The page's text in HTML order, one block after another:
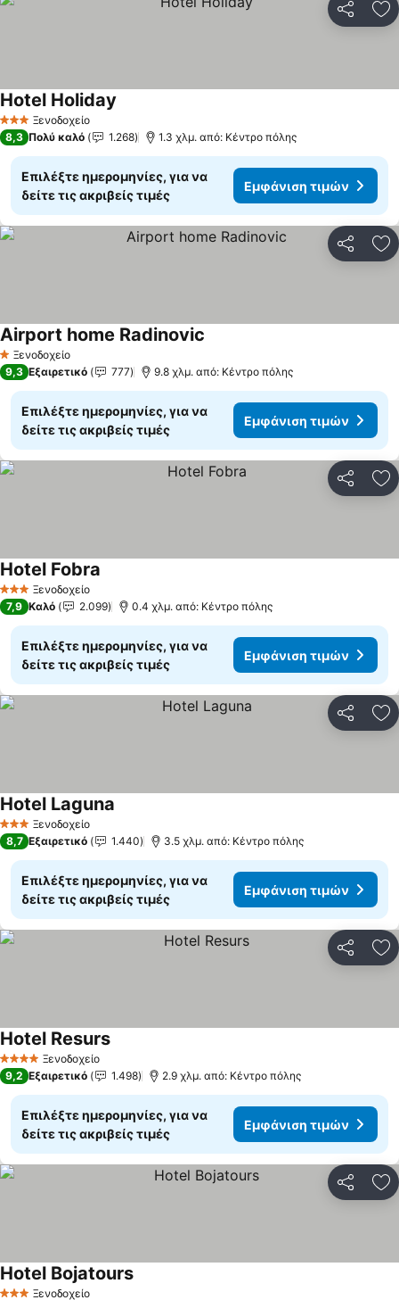
3 ΑστέριαΞενοδοχείο
Hotel Holiday
8,3 Πολύ καλό 1.268 1.3 χλμ. από: Κέντρο πόλης
Επιλέξτε ημερομηνίες, για να
δείτε τις ακριβείς τιμές
Εμφάνιση τιμών
1 Αστέρια
Ξενοδοχείο
Airport home Radinovic
9,3 Εξαιρετικό 777 9.8 χλμ. από: Κέντρο πόλης
Επιλέξτε ημερομηνίες, για να
δείτε τις ακριβείς τιμές
Εμφάνιση τιμών
3 ΑστέριαΞενοδοχείο
Hotel Fobra
7,9 Καλό 2.099 0.4 χλμ. από: Κέντρο πόλης
Επιλέξτε ημερομηνίες, για να
δείτε τις ακριβείς τιμές
Εμφάνιση τιμών
3 ΑστέριαΞενοδοχείο
Hotel Laguna
8,7 Εξαιρετικό 1.440 3.5 χλμ. από: Κέντρο πόλης
Επιλέξτε ημερομηνίες, για να
δείτε τις ακριβείς τιμές
Εμφάνιση τιμών
4 ΑστέριαΞενοδοχείο
Hotel ResursΕμφάνιση τιμών
9,2 Εξαιρετικό 1.498 2.9 χλμ. από: Κέντρο πόλης
Επιλέξτε ημερομηνίες, για να
δείτε τις ακριβείς τιμές
Εμφάνιση τιμών
Ξενοδοχείο
Hotel BojatoursΕμφάνιση τιμών